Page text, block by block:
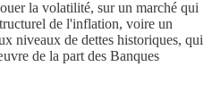
la volatilité, sur un marché qui
de l'inflation, voire un
niveaux de dettes historiques, qui
de la part des Banques